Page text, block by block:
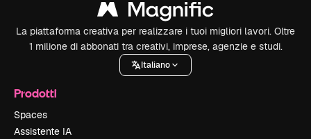
La piattaforma creativa per realizzare i tuoi migliori lavori. Oltre
1 milione di abbonati tra creativi, imprese, agenzie e studi.
Italiano
Prodotti
Spaces
Assistente IA